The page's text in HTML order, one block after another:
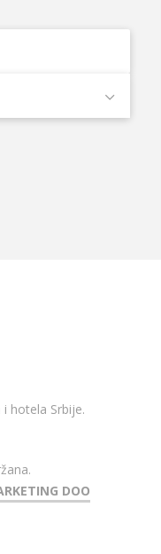
hotela Srbije.
DOO